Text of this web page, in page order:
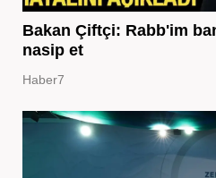
Bakan Çiftçi: Rabb'im
nasip et
Haber7